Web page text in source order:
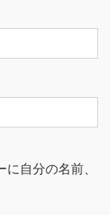
自分の名前、